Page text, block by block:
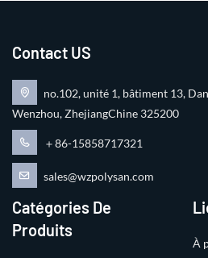
Contact US
no.102, unité 1, bâtiment 13,
Wenzhou, ZhejiangChine 325200
＋86-15858717321
sales@wzpolysan.com
Catégories De
Produits
À